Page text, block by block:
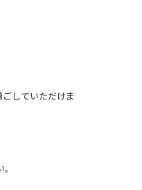
していただけま